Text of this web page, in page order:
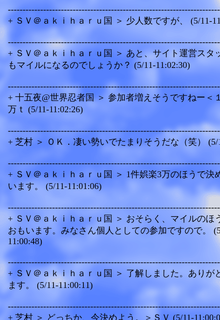
+ ＳＶ＠ａｋｉｈａｒｕ国 ＞ 少人数ですが、 (5/11-
+ ＳＶ＠ａｋｉｈａｒｕ国 ＞ あと、サイト運営スタ
もマイルになるのでしょうか？ (5/11-11:02:30)
+ 十五夜@世界忍者国 ＞ 参加者増えそうですねー＜
万ｔ (5/11-11:02:26)
+ 芝村 ＞ ＯＫ．凄い勢いでたまりそうだな（笑） (5/
+ ＳＶ＠ａｋｉｈａｒｕ国 ＞ 1件娯楽3万のほうで決
います。 (5/11-11:01:06)
+ ＳＶ＠ａｋｉｈａｒｕ国 ＞ おそらく、マイルのほ
おもいます。みなさん個人としての参加ですので。
11:00:48)
+ ＳＶ＠ａｋｉｈａｒｕ国 ＞ 了解しました。ありが
ます。 (5/11-11:00:11)
+ 芝村 ＞ どっちか、今決めよう。＞ＳＶ (5/11-